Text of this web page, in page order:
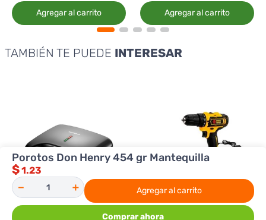
Agregar al carrito Agregar al carrito
TAMBIÉN TE PUEDE INTERESAR
Porotos Don Henry 454 gr Mantequilla
$1.23
＋
－ Agregar al carrito
Comprar ahora